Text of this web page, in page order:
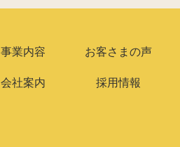
事業内容 お客さまの声
会社案内 採用情報